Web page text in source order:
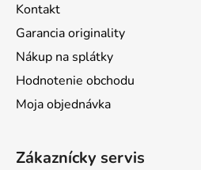
Kontakt
Garancia originality
Nákup na splátky
Hodnotenie obchodu
Moja objednávka
Zákaznícky servis